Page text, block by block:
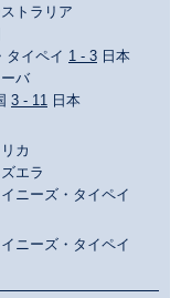
トラリア
イペイ 1 - 3 日本
バ
3 - 11 日本
カ
エラ
ニーズ・タイペイ
ニーズ・タイペイ